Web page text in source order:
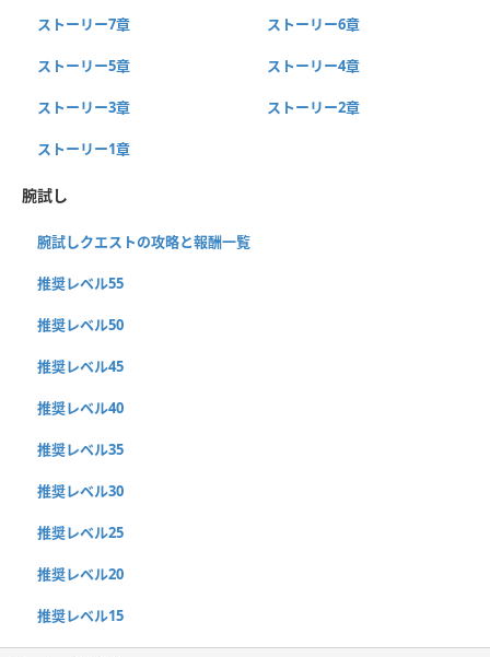
ストーリー7章 ストーリー6章
ストーリー5章 ストーリー4章
ストーリー3章 ストーリー2章
ストーリー1章
腕試し
腕試しクエストの攻略と報酬一覧
推奨レベル55
推奨レベル50
推奨レベル45
推奨レベル40
推奨レベル35
推奨レベル30
推奨レベル25
推奨レベル20
推奨レベル15